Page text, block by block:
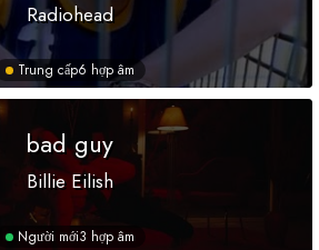
Radiohead
Trung cấp6 hợp âm
bad guy
Billie Eilish
Người mới3 hợp âm